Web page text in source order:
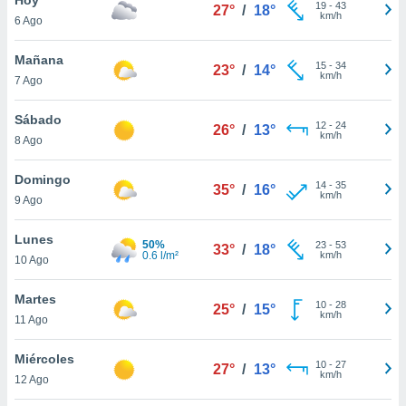
en
más
nuestra
de
cookies
aceptar
6 Ago
27° / 18° 19- 43
km/h
Mañana
7 Ago
23° / 14° 15- 34
km/h
Sábado
8 Ago
26° / 13° 12- 24
km/h
Domingo
9 Ago
35° / 16° 14- 35
km/h
Lunes
10 Ago
50%
0.6 l/m²
33° / 18° 23- 53
km/h
Martes
11 Ago
25° / 15° 10- 28
km/h
Miércoles
12 Ago
27° / 13° 10- 27
km/h